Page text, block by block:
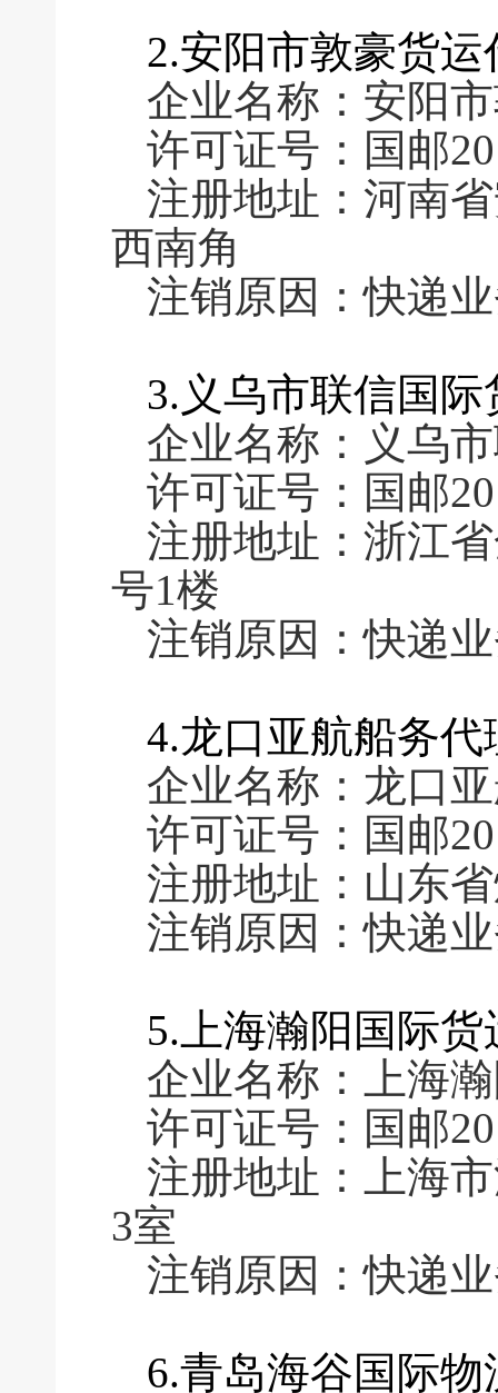
2.安阳市敦豪货
企业名称：安阳
许可证号：国邮
注册地址：河南
西南角
注销原因：快递
3.义乌市联信国
企业名称：义乌
许可证号：国邮
注册地址：浙江
号1楼
注销原因：快递
4.龙口亚航船务
企业名称：龙口
许可证号：国邮
注册地址：山东
注销原因：快递
5.上海瀚阳国际
企业名称：上海
许可证号：国邮
注册地址：上海
3室
注销原因：快递
6.青岛海谷国际